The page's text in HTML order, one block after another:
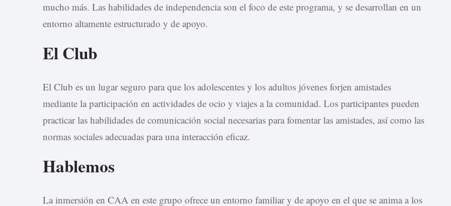
mucho más. Las habilidades de independencia son el foco de este programa, y se desarrollan en un
entorno altamente estructurado y de apoyo.
El Club
El Club es un lugar seguro para que los adolescentes y los adultos jóvenes forjen amistades
mediante la participación en actividades de ocio y viajes a la comunidad. Los participantes pueden
practicar las habilidades de comunicación social necesarias para fomentar las amistades, así como las
normas sociales adecuadas para una interacción eficaz.
Hablemos
La inmersión en CAA en este grupo ofrece un entorno familiar y de apoyo en el que se anima a los